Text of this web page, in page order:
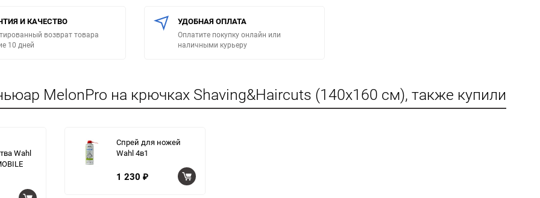
И КАЧЕСТВО
возврат товара
10 дней
УДОБНАЯ ОПЛАТА
Оплатите покупку онлайн или
наличными курьеру
MelonPro на крючках Shaving&Haircuts (140х160 см), также купили
Wahl
Спрей для ножей
Wahl 4в1
1 230 ₽